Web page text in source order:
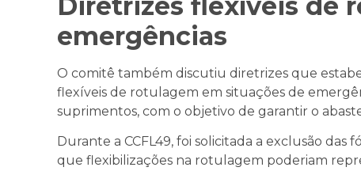
emergências
O comitê também discutiu diretrizes que
flexíveis de rotulagem em situações de
suprimentos, com o objetivo de garantir o
Durante a CCFL49, foi solicitada a exclusão
que flexibilizações na rotulagem poderiam